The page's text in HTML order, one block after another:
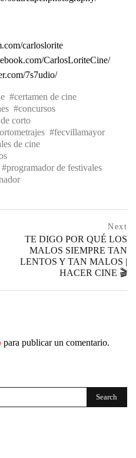
carloslorite
CarlosLoriteCine/
7s7udio/
certamen de cine
concursos
corto
fecvillamayor
de cine
programador de festivales
Next
TE DIGO POR QUÉ LOS
MALOS SIEMPRE TAN
LENTOS Y TAN MALOS |
HACER CINE 🎬
para publicar un comentario.